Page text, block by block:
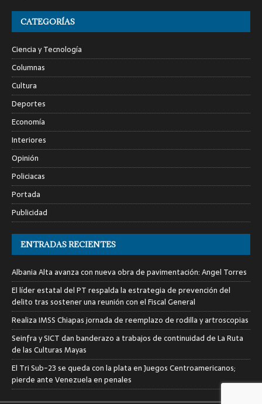
CATEGORÍAS
Ciencia y Tecnología
Columnas
Cultura
Deportes
Economía
Interiores
Opinión
Policiacas
Portada
Publicidad
ENTRADAS RECIENTES
Albania Alta avanza con nueva obra de pavimentación: Angel Torres
El líder estatal del PT respalda la estrategia de prevención del
delito tras sostener una reunión con el Fiscal General
Realiza IMSS Chiapas jornada de reemplazo de rodilla y artroscopias
Seinfra y SICT dan banderazo a trabajos de continuidad de La Ruta
de las Culturas Mayas
El Tri Sub-23 se queda con la plata en Juegos Centroamericanos;
pierde ante Venezuela en penales